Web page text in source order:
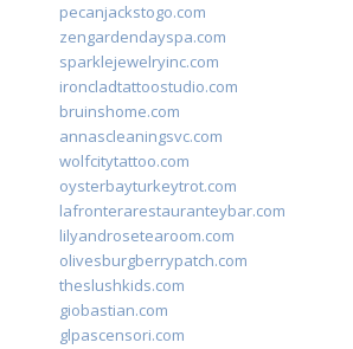
pecanjackstogo.com
zengardendayspa.com
sparklejewelryinc.com
ironcladtattoostudio.com
bruinshome.com
annascleaningsvc.com
wolfcitytattoo.com
oysterbayturkeytrot.com
lafronterarestauranteybar.com
lilyandrosetearoom.com
olivesburgberrypatch.com
theslushkids.com
giobastian.com
glpascensori.com